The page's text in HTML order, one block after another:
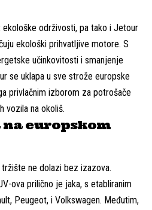
održivosti, pa tako i Jetour
ekološki prihvatljive motore. S
učinkovitosti i smanjenje
se uklapa u sve strože europske
privlačnim izborom za potrošače
vozila na okoliš.
europskom
ne dolazi bez izazova.
ova prilično je jaka, s etabliranim
Peugeot, i Volkswagen. Međutim,